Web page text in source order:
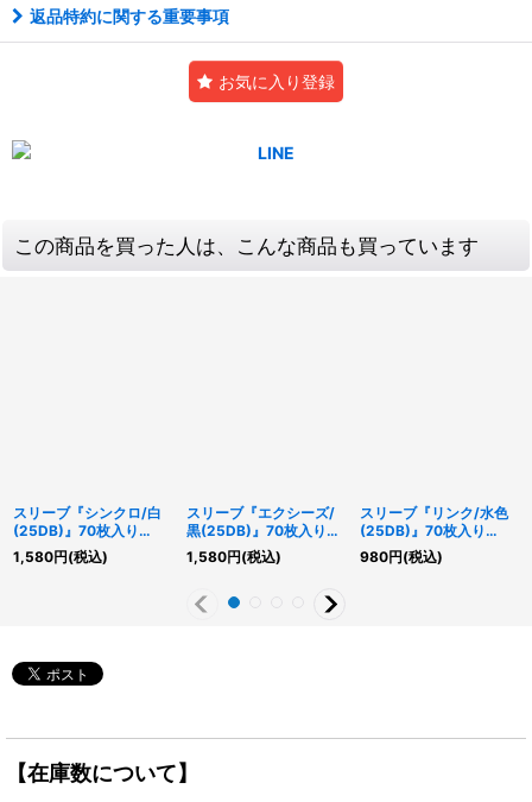
返品特約に関する重要事項
お気に入り登録
この商品を買った人は、こんな商品も買っています
スリーブ『シンクロ/白
(25DB)』70枚入り
【-】{-}《スリーブ》
1,580円(税込)
スリーブ『エクシーズ/
黒(25DB)』70枚入り
【-】{-}《スリーブ》
1,580円(税込)
スリーブ『リンク/水色
(25DB)』70枚入り
【-】{-}《スリーブ》
980円(税込)
【在庫数について】